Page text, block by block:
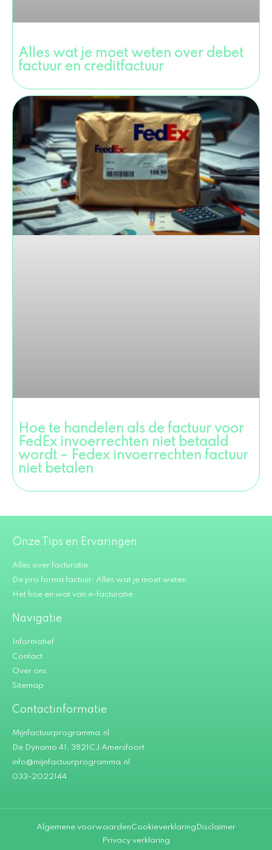
Alles wat je moet weten over debet
factuur en creditfactuur
Hoe te handelen als de factuur voor
FedEx invoerrechten niet betaald
wordt – Fedex invoerrechten factuur
niet betalen
Onze Tips en Ervaringen
Alles over facturatie
De pro forma factuur: Alles wat je moet weten.
Het hoe en wat van e-facturatie
Navigatie
Informatief
Contact
Over ons
Sitemap
Contactinformatie
Mijnfactuurprogramma.nl
De Dynamo 41, 3821CJ Amersfoort
info@mijnfactuurprogramma.nl
033-2022144
Algemene voorwaardenCookieverklaring Disclaimer
Privacy verklaring